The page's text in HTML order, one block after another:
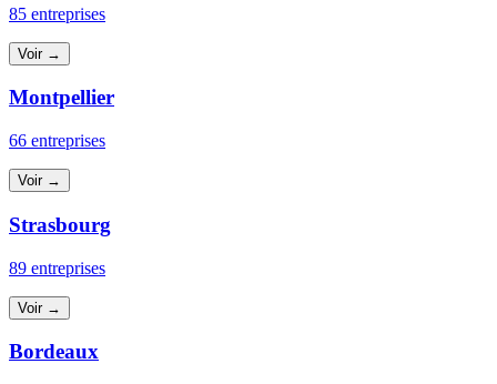
85 entreprises
Voir →
Montpellier
66 entreprises
Voir →
Strasbourg
89 entreprises
Voir →
Bordeaux